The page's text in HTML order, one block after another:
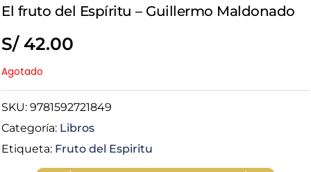
El fruto del Espíritu – Guillermo Maldonado
S/42.00
Agotado
SKU: 9781592721849
Categoría: Libros
Etiqueta: Fruto del Espiritu